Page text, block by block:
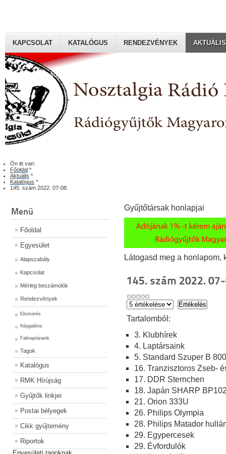
Rádiógyűjtők Magyaroszági Klubja
KAPCSOLAT KATALÓGUS RENDEZVÉNYEK AKTUÁLIS
Ön itt van:
Főoldal *
Aktuális *
Katalógus *
145. szám 2022. 07-08.
Menü
Főoldal
Egyesület
Alapszabály
Kapcsolat
Mérleg beszámolók
Rendezvények
Elismerés
Képgaléria
Falinaptáraink
Tagok
Katalógus
RMK Hírújság
Gyűjtők linkjei
Postai bélyegek
Cikk gyűjtemény
Riportok
Gyűjtőtársak honlapjai
Látogasd meg a honlapom,
145. szám 2022.
Tartalomból:
3. Klubhírek
4. Laptársaink
5. Standard Szuper B 800
16. Tranzisztoros Zseb-
17. DDR Sternchen
18. Japán SHARP
21. Orion 333U
26. Philips Olympia
28. Philips Matador
29. Egypercesek
29. Évfordulók